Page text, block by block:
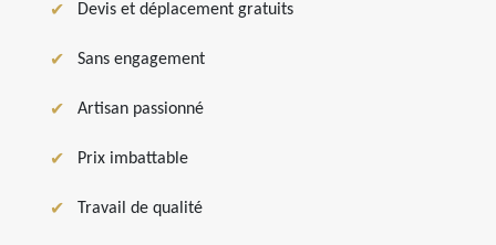
Devis et déplacement gratuits
Sans engagement
Artisan passionné
Prix imbattable
Travail de qualité